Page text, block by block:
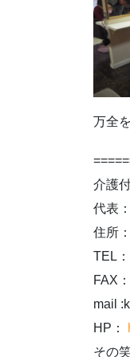
万全
介護
代表
住所
TEL
FAX
mail
HP：
その